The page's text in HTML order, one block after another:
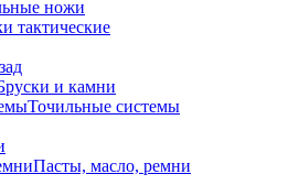
ножи
тактические
и камни
Точильные системы
Пасты, масло, ремни